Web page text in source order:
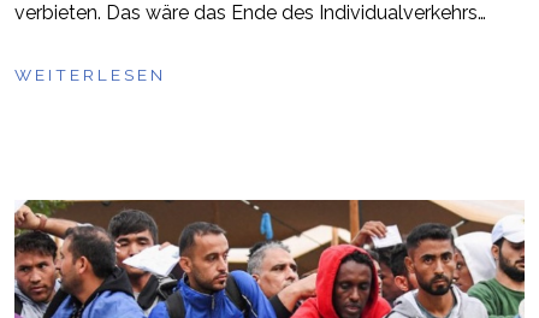
verbieten. Das wäre das Ende des Individualverkehrs…
WEITERLESEN